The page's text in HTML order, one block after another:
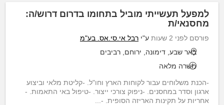
למפעל תעשייתי מוביל בתחומו בדרום דרוש/ה:
מחסנאי/ת
פורסם לפני 2 שעות ע"י רבל אי.סי.אס. בע"מ
באר שבע, דימונה, ירוחם, רביבים
משרה מלאה
-הכנת משלוחים עבור לקוחות הארץ וחו"ל. -קליטת מלאי וביצוע
ארגון וסדר במחסנים. -ניפוק צורכי ייצור. -טיפול באי התאמות. -
אחריות על תקינות האריזה הסופית. -...